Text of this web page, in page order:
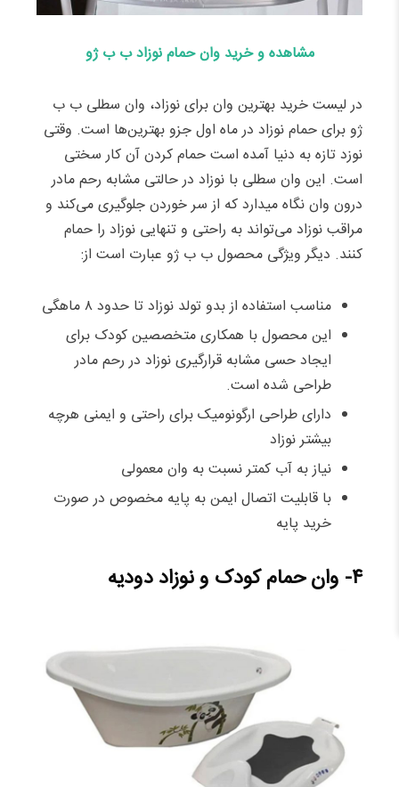
مشاهده و خرید وان حمام نوزاد ب ب ژو
در لیست خرید بهترین وان برای نوزاد، وان سطلی ب ب
ژو برای حمام نوزاد در ماه اول جزو بهترین‌ها است. وقتی
نوزد تازه به دنیا آمده است حمام کردن آن کار سختی
است. این وان سطلی با نوزاد در حالتی مشابه رحم مادر
درون وان نگاه میدارد که از سر خوردن جلوگیری می‌کند و
مراقب نوزاد می‌تواند به راحتی و تنهایی نوزاد را حمام
کنند. دیگر ویژگی محصول ب ب ژو عبارت است از:
مناسب استفاده از بدو تولد نوزاد تا حدود ۸ ماهگی
این محصول با همکاری متخصصین کودک برای
ایجاد حسی مشابه قرارگیری نوزاد در رحم مادر
طراحی شده است.
دارای طراحی ارگونومیک برای راحتی و ایمنی هرچه
بیشتر نوزاد
نیاز به آب کمتر نسبت به وان معمولی
با قابلیت اتصال ایمن به پایه مخصوص در صورت
خرید پایه
۴- وان حمام کودک و نوزاد دودیه